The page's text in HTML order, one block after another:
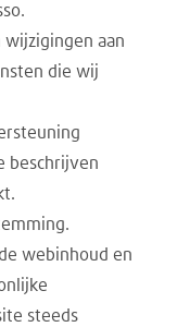
aan
die wij
beschrijven
webinhoud en
steeds